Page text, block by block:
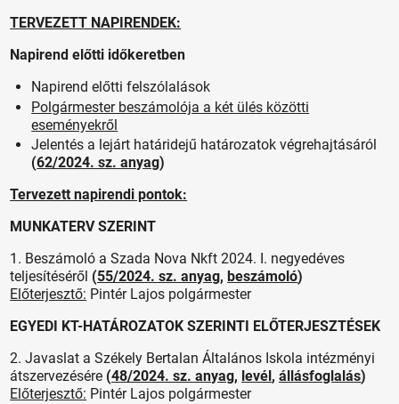
TERVEZETT NAPIRENDEK:
Napirend előtti időkeretben
Napirend előtti felszólalások
Polgármester beszámolója a két ülés közötti
eseményekről
Jelentés a lejárt határidejű határozatok végrehajtásáról
(62/2024. sz. anyag)
Tervezett napirendi pontok:
MUNKATERV SZERINT
1. Beszámoló a Szada Nova Nkft 2024. I. negyedéves
teljesítéséről (55/2024. sz. anyag, beszámoló)
Előterjesztő: Pintér Lajos polgármester
EGYEDI KT-HATÁROZATOK SZERINTI ELŐTERJESZTÉSEK
2. Javaslat a Székely Bertalan Általános Iskola intézményi
átszervezésére (48/2024. sz. anyag, levél ,állásfoglalás)
Előterjesztő: Pintér Lajos polgármester